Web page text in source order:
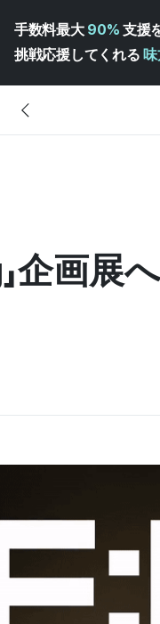
手数料最大 90% 支援
挑戦応援してくれる 味
企画